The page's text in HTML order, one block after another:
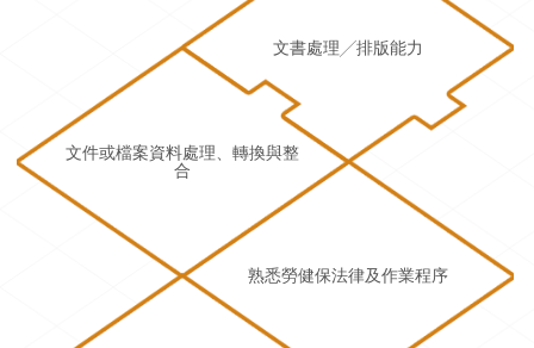
文書處理╱排版能力
文件或檔案資料處理、轉換與整
合
熟悉勞健保法律及作業程序